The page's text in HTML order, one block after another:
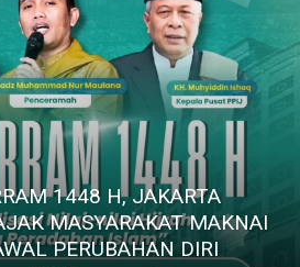
1448 H, JAKARTA
MASYARAKAT MAKNAI
PERUBAHAN DIRI